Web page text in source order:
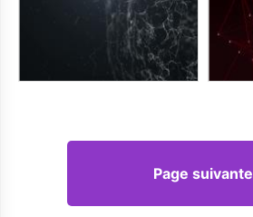
Page suivante